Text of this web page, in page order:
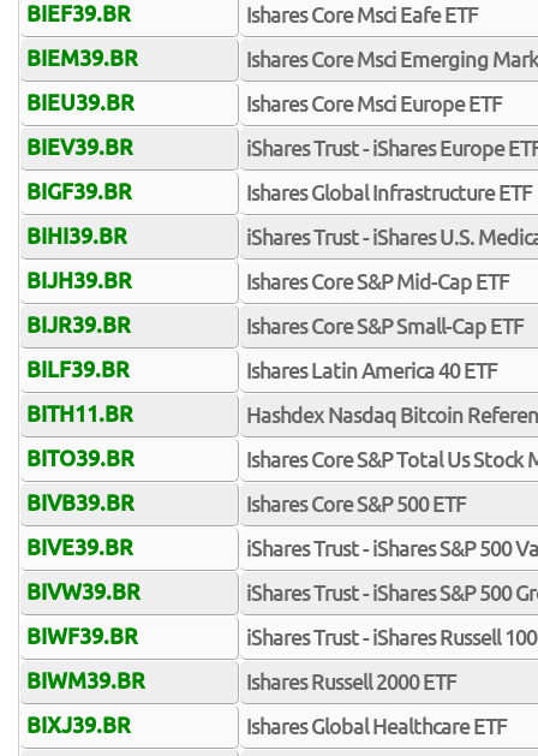
BIEF39.BR
Ishares Core Msci Eafe ETF
BIEM39.BR
Ishares Core Msci Emerging
BIEU39.BR
Ishares Core Msci Europe ETF
BIEV39.BR
iShares Trust - iShares Europe
BIGF39.BR
Ishares Global Infrastructure ETF
BIHI39.BR
iShares Trust - iShares U.S.
BIJH39.BR
Ishares Core S&P Mid-Cap ETF
BIJR39.BR
Ishares Core S&P Small-Cap ETF
BILF39.BR
Ishares Latin America 40 ETF
BITH11.BR
Hashdex Nasdaq Bitcoin
BITO39.BR
Ishares Core S&P Total Us Stock
BIVB39.BR
Ishares Core S&P 500 ETF
BIVE39.BR
iShares Trust - iShares S&P 500
BIVW39.BR
iShares Trust - iShares S&P 500
BIWF39.BR
iShares Trust - iShares Russell
BIWM39.BR
Ishares Russell 2000 ETF
BIXJ39.BR
Ishares Global Healthcare ETF